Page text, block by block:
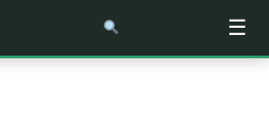
☰